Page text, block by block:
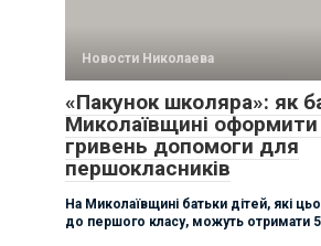
Новости Николаева
«Пакунок школяра»: як
Миколаївщині
гривень допомоги для
першокласників
На Миколаївщині батьки дітей, які
до першого класу, можуть отримати 5